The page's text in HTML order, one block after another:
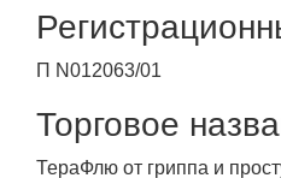
П N012063/01
Торговое
ТераФлю от гриппа и